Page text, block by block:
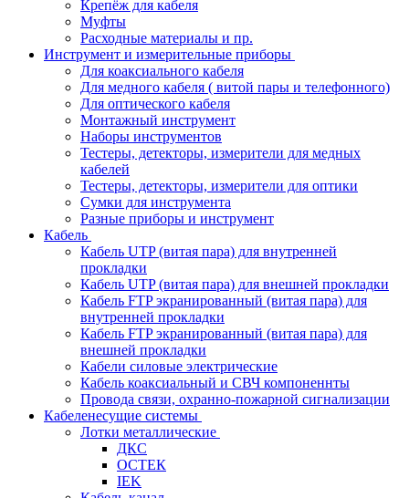
Крепёж для кабеля
Муфты
Расходные материалы и пр.
Инструмент и измерительные приборы
Для коаксиального кабеля
Для медного кабеля ( витой пары и телефонного)
Для оптического кабеля
Монтажный инструмент
Наборы инструментов
Тестеры, детекторы, измерители для медных
кабелей
Тестеры, детекторы, измерители для оптики
Сумки для инструмента
Разные приборы и инструмент
Кабель
Кабель UTP (витая пара) для внутренней
прокладки
Кабель UTP (витая пара) для внешней прокладки
Кабель FTP экранированный (витая пара) для
внутренней прокладки
Кабель FTP экранированный (витая пара) для
внешней прокладки
Кабели силовые электрические
Кабель коаксиальный и СВЧ компоненнты
Провода связи, охранно-пожарной сигнализации
Кабеленесущие системы
Лотки металлические
ДКС
ОСТЕК
IEK